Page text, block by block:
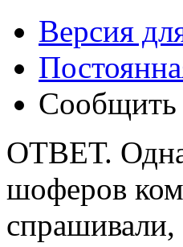
Версия
ОТВЕТ.
шоферов
спрашивали,